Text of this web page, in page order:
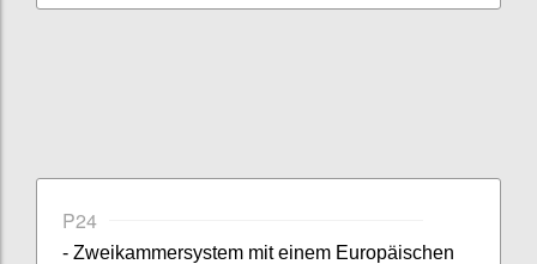
P24
- Zweikammersystem mit einem Europäischen